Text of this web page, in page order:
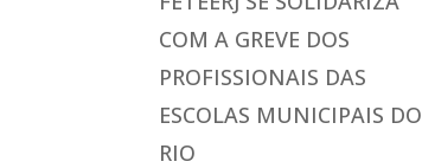
COM A GREVE DOS
PROFISSIONAIS DAS
ESCOLAS MUNICIPAIS DO
RIO